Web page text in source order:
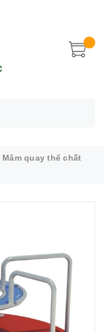
Mâm quay thể chất